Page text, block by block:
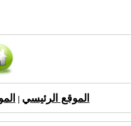
الموقع الرئيسي